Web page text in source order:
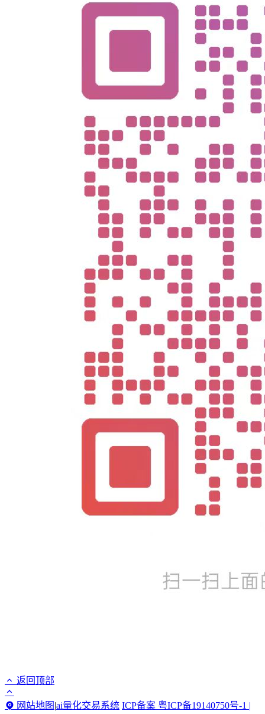
返回顶部
网站地图 |ai量化交易系统 ICP备案 粤ICP备19140750号-1 |